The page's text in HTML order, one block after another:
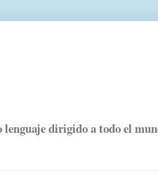
lenguaje dirigido a todo el